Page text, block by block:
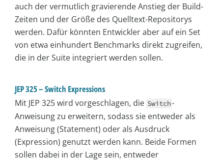
auch der vermutlich gravierende Anstieg der Build-
Zeiten und der Größe des Quelltext-Repositorys
werden. Dafür könnten Entwickler aber auf ein Set
von etwa einhundert Benchmarks direkt zugreifen,
die in der Suite integriert werden sollen.
JEP 325 – Switch Expressions
Mit JEP 325 wird vorgeschlagen, die Switch-
Anweisung zu erweitern, sodass sie entweder als
Anweisung (Statement) oder als Ausdruck
(Expression) genutzt werden kann. Beide Formen
sollen dabei in der Lage sein, entweder